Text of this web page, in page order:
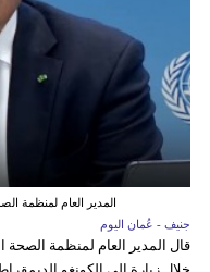
المدير العام لمنظمة
جنيف - عُمان اليوم
قال المدير العام لمنظمة الصحة